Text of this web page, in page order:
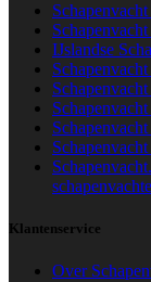
IJslandse
Klantenservice
Over